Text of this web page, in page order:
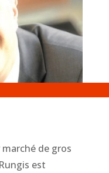
de gros
est